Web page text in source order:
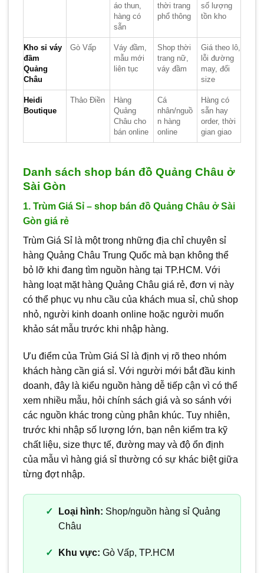
áo thun,
hàng có
sẵn
thời trang
phổ thông
số lượng
tồn kho
Kho sỉ váy
đầm
Quảng
Châu
Gò Vấp
Váy đầm,
mẫu mới
liên tục
Shop thời
trang nữ,
váy đầm
Giá theo lô,
lỗi đường
may, đổi
size
Heidi
Boutique
Thảo Điền
Hàng
Quảng
Châu cho
bán online
Cá
nhân/nguồ
n hàng
online
Hàng có
sẵn hay
order, thời
gian giao
Danh sách shop bán đồ Quảng Châu ở
Sài Gòn
1. Trùm Giá Sỉ – shop bán đồ Quảng Châu ở Sài
Gòn giá rẻ
Trùm Giá Sỉ là một trong những địa chỉ chuyên sỉ
hàng Quảng Châu Trung Quốc mà bạn không thể
bỏ lỡ khi đang tìm nguồn hàng tại TP.HCM. Với
hàng loạt mặt hàng Quảng Châu giá rẻ, đơn vị này
có thể phục vụ nhu cầu của khách mua sỉ, chủ shop
nhỏ, người kinh doanh online hoặc người muốn
khảo sát mẫu trước khi nhập hàng.
Ưu điểm của Trùm Giá Sỉ là định vị rõ theo nhóm
khách hàng cần giá sỉ. Với người mới bắt đầu kinh
doanh, đây là kiểu nguồn hàng dễ tiếp cận vì có thể
xem nhiều mẫu, hỏi chính sách giá và so sánh với
các nguồn khác trong cùng phân khúc. Tuy nhiên,
trước khi nhập số lượng lớn, bạn nên kiểm tra kỹ
chất liệu, size thực tế, đường may và độ ổn định
của mẫu vì hàng giá sỉ thường có sự khác biệt giữa
từng đợt nhập.
Loại hình: Shop/nguồn hàng sỉ Quảng
Châu
Khu vực: Gò Vấp, TP.HCM